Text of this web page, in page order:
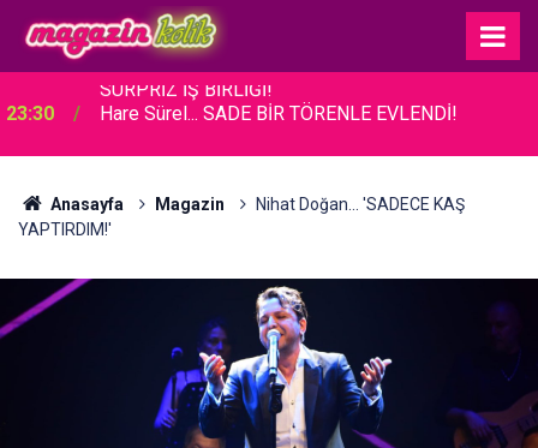
23:30 Hare Sürel... SADE BİR TÖRENLE EVLENDİ!
Anasayfa Magazin
Nihat Doğan... 'SADECE KAŞ
YAPTIRDIM!'